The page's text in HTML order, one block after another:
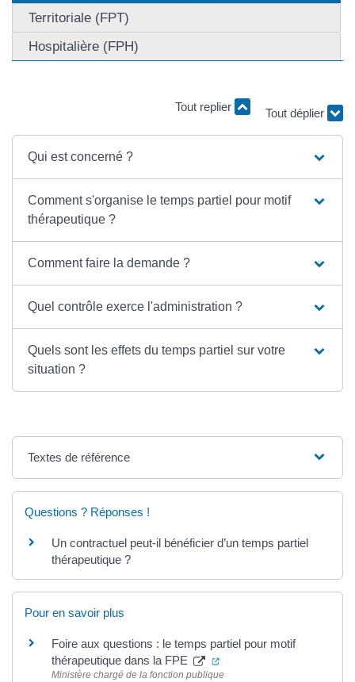
Territoriale (FPT)
Hospitalière (FPH)
Tout replier
Tout déplier
Qui est concerné ?
Comment s'organise le temps partiel pour motif
thérapeutique ?
Comment faire la demande ?
Quel contrôle exerce l'administration ?
Quels sont les effets du temps partiel sur votre
situation ?
Textes de référence
Questions ? Réponses !
Un contractuel peut-il bénéficier d’un temps partiel
thérapeutique ?
Pour en savoir plus
Foire aux questions : le temps partiel pour motif
thérapeutique dans la FPE
(ouverture dans un
Ministère chargé de la fonction publique